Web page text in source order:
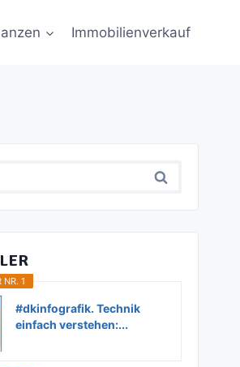
Immobilienverkauf
NR. 1
#dkinfografik. Technik
einfach verstehen:...